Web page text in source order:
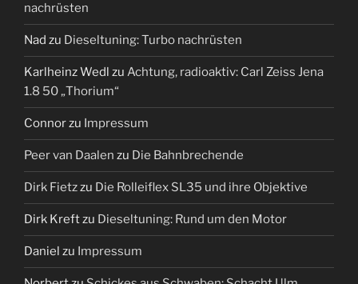
nachrüsten
Nad zu Dieseltuning: Turbo nachrüsten
Karlheinz Wedl zu Achtung, radioaktiv: Carl Zeiss Jena
1.8 50 „Thorium“
Connorzu Impressum
Peer van Daalen zu Die Bahnbrechende
Dirk Fietzzu Die Rolleiflex SL35 und ihre Objektive
Dirk Kreftzu Dieseltuning: Rund um den Motor
Daniel zu Impressum